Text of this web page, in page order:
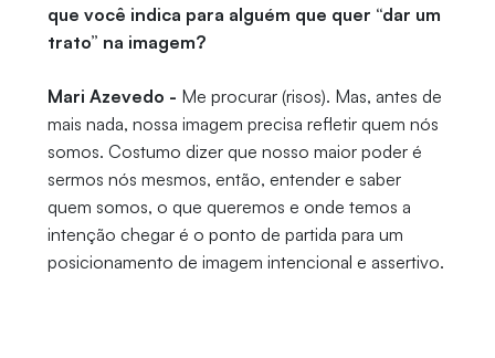
que você indica para alguém que quer “dar um
trato” na imagem?
Mari Azevedo - Me procurar (risos). Mas, antes de
mais nada, nossa imagem precisa refletir quem nós
somos. Costumo dizer que nosso maior poder é
sermos nós mesmos, então, entender e saber
quem somos, o que queremos e onde temos a
intenção chegar é o ponto de partida para um
posicionamento de imagem intencional e assertivo.